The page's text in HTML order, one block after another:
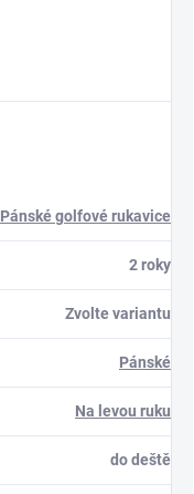
Pánské golfové rukavice
2 roky
Zvolte variantu
Pánské
Na levou ruku
do deště